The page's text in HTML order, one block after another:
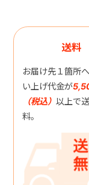
送料
お届け先１箇所
い上げ代金が
（税込） 以上で
料。